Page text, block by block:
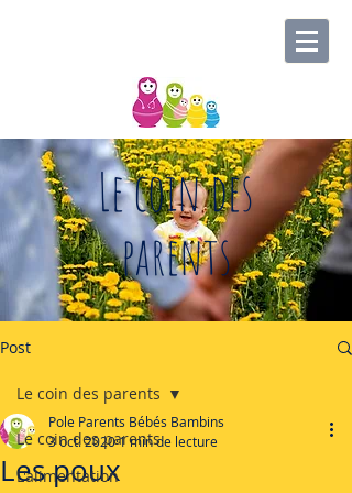
Post
Le coin des parents
L'alimentation
Le coin des parents
Les poux
Pole Parents Bébés Bambins
3 oct. 20201 min de lecture
Le coin des
parents